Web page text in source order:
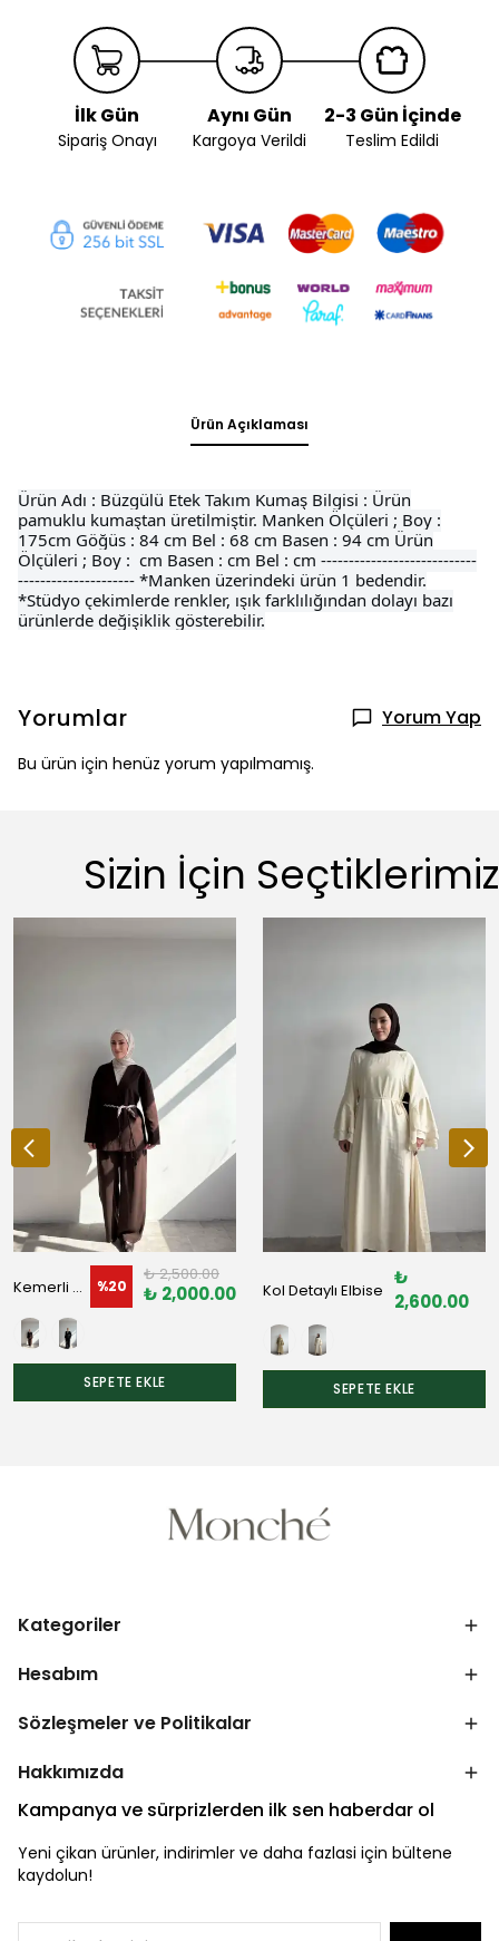
İlk Gün
Sipariş Onayı
Aynı Gün
Kargoya Verildi
2-3 Gün İçinde
Teslim Edildi
Ürün Açıklaması
Ürün Adı : Büzgülü Etek Takım Kumaş Bilgisi : Ürün
pamuklu kumaştan üretilmiştir. Manken Ölçüleri ; Boy :
175cm Göğüs : 84 cm Bel : 68 cm Basen : 94 cm Ürün
Ölçüleri ; Boy : cm Basen : cm Bel : cm ----------------------------
--------------------- *Manken üzerindeki ürün 1 bedendir.
*Stüdyo çekimlerde renkler, ışık farklılığından dolayı bazı
ürünlerde değişiklik gösterebilir.
Yorumlar Yorum Yap
Bu ürün için henüz yorum yapılmamış.
Sizin İçin Seçtiklerimiz
Kemerli Ceket %20
₺ 2,500.00
₺ 2,000.00
SEPETE EKLE
Kol Detaylı Elbise
₺
2,600.00
SEPETE EKLE
Kategoriler
Hesabım
Sözleşmeler ve Politikalar
Hakkımızda
Kampanya ve sürprizlerden ilk sen haberdar ol
Yeni çikan ürünler, indirimler ve daha fazlasi için bültene
kaydolun!